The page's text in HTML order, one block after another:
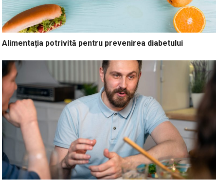
Alimentația potrivită pentru prevenirea diabetului